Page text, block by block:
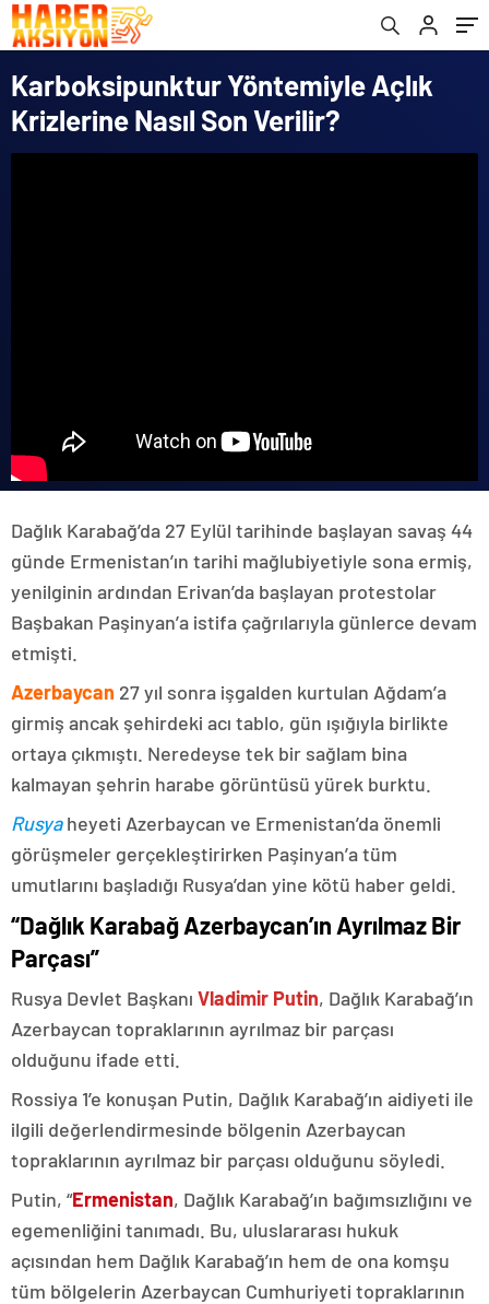
Karboksipunktur Yöntemiyle Açlık
Krizlerine Nasıl Son Verilir?
Dağlık Karabağ’da 27 Eylül tarihinde başlayan savaş 44
günde Ermenistan’ın tarihi mağlubiyetiyle sona ermiş,
yenilginin ardından Erivan’da başlayan protestolar
Başbakan Paşinyan’a istifa çağrılarıyla günlerce devam
etmişti.
Azerbaycan 27 yıl sonra işgalden kurtulan Ağdam’a
girmiş ancak şehirdeki acı tablo, gün ışığıyla birlikte
ortaya çıkmıştı. Neredeyse tek bir sağlam bina
kalmayan şehrin harabe görüntüsü yürek burktu.
Rusyaheyeti Azerbaycan ve Ermenistan’da önemli
görüşmeler gerçekleştirirken Paşinyan’a tüm
umutlarını başladığı Rusya’dan yine kötü haber geldi.
“Dağlık Karabağ Azerbaycan’ın Ayrılmaz Bir
Parçası”
Rusya Devlet Başkanı Vladimir Putin, Dağlık Karabağ’ın
Azerbaycan topraklarının ayrılmaz bir parçası
olduğunu ifade etti.
Rossiya 1’e konuşan Putin, Dağlık Karabağ’ın aidiyeti ile
ilgili değerlendirmesinde bölgenin Azerbaycan
topraklarının ayrılmaz bir parçası olduğunu söyledi.
Putin, “Ermenistan, Dağlık Karabağ’ın bağımsızlığını ve
egemenliğini tanımadı. Bu, uluslararası hukuk
açısından hem Dağlık Karabağ’ın hem de ona komşu
tüm bölgelerin Azerbaycan Cumhuriyeti topraklarının